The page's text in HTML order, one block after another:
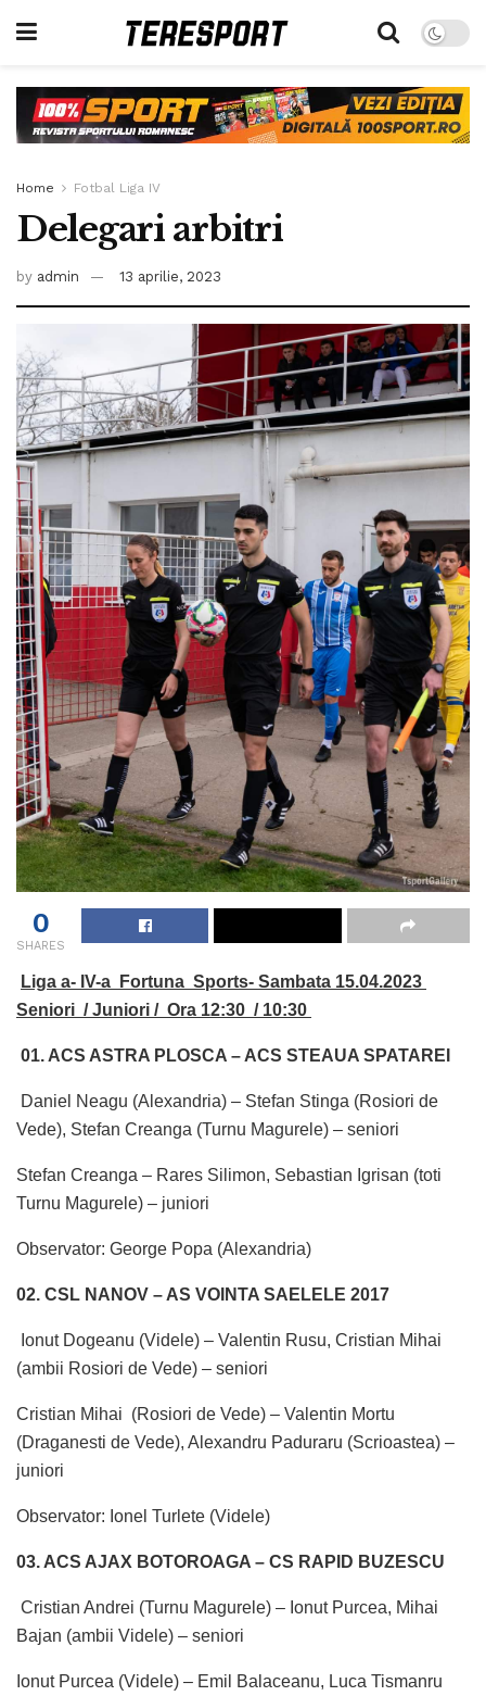
Home Fotbal Liga IV
Delegari arbitri
by admin 13 aprilie, 2023
0
SHARES
Liga a- IV-a Fortuna Sports- Sambata 15.04.2023
Seniori / Juniori / Ora 12:30 / 10:30
01. ACS ASTRA PLOSCA – ACS STEAUA SPATAREI
Daniel Neagu (Alexandria) – Stefan Stinga (Rosiori de
Vede), Stefan Creanga (Turnu Magurele) – seniori
Stefan Creanga – Rares Silimon, Sebastian Igrisan (toti
Turnu Magurele) – juniori
Observator: George Popa (Alexandria)
02. CSL NANOV – AS VOINTA SAELELE 2017
Ionut Dogeanu (Videle) – Valentin Rusu, Cristian Mihai
(ambii Rosiori de Vede) – seniori
Cristian Mihai (Rosiori de Vede) – Valentin Mortu
(Draganesti de Vede), Alexandru Paduraru (Scrioastea) –
juniori
Observator: Ionel Turlete (Videle)
03. ACS AJAX BOTOROAGA – CS RAPID BUZESCU
Cristian Andrei (Turnu Magurele) – Ionut Purcea, Mihai
Bajan (ambii Videle) – seniori
Ionut Purcea (Videle) – Emil Balaceanu, Luca Tismanru